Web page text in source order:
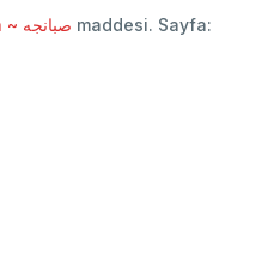
Sabanca ~ صبانجه maddesi. Sayfa: